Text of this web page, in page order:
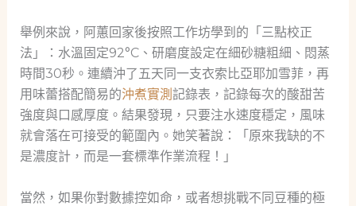
舉例來說，阿蕙回家後按照工作坊學到的「三點校正
法」：水溫固定92°C、研磨度設定在細砂糖粗細、悶蒸
時間30秒。連續沖了五天同一支衣索比亞耶加雪菲，再
用味蕾搭配簡易的沖煮實測 記錄表，記錄每次的酸甜苦
強度與口感厚度。結果發現，只要注水速度穩定，風味
就會落在可接受的範圍內。她笑著說：「原來我缺的不
是濃度計，而是一套標準作業流程！」
當然，如果你對數據控如命，或者想挑戰不同豆種的極